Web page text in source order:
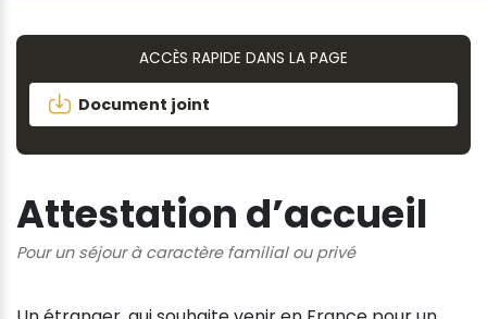
ACCÈS RAPIDE DANS LA PAGE
Document joint
Attestation d’accueil
Pour un séjour à caractère familial ou privé